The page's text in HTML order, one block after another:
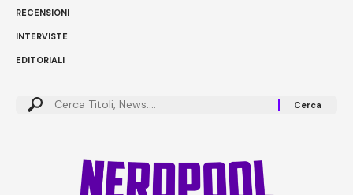
RECENSIONI
INTERVISTE
EDITORIALI
Cerca: